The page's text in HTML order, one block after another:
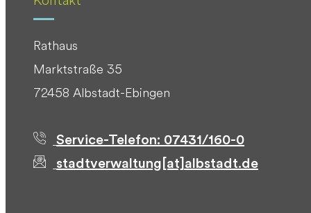
Rathaus
Marktstraße 35
72458 Albstadt-Ebingen
Service-Telefon: 07431/160-0
stadtverwaltung[at]albstadt.de